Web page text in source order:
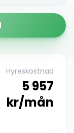
Hyreskostnad
5 957
kr/mån